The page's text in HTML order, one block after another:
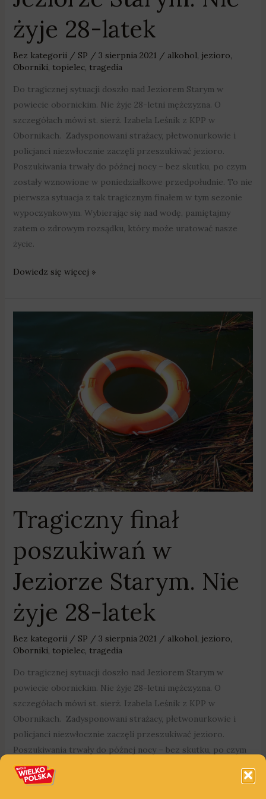
żyje 28-latek
Bez kategorii / SP / 3 sierpnia 2021 / alkohol jezioro
Oborniki topielec, tragedia
Do tragicznej sytuacji doszło nad Jeziorem Starym w
powiecie obornickim. Nie żyje 28-letni mężczyzna. O
szczegółach mówi st. sierż. Izabela Leśnik z KPP w
Obornikach. Zadysponowani strażacy, płetwonurkowie i
policjanci niezwłocznie zaczęli przeszukiwać jezioro.
Poszukiwania trwały do późnej nocy – bez skutku, po czym
zostały wznowione w poniedziałkowe przedpołudnie. To nie
pierwsza sytuacja z tak tragicznym finałem w tym sezonie
wypoczynkowym. Wybierając się nad wodę, pamiętajmy
zatem o zdrowym rozsądku, który może uratować nasze
życie.
Dowiedz się więcej »
Tragiczny finał
poszukiwań w
Jeziorze Starym. Nie
żyje 28-latek
Bez kategorii/ SP / 3 sierpnia 2021 / alkohol, jezioro,
Oborniki, topielec, tragedia
Do tragicznej sytuacji doszło nad Jeziorem Starym w
powiecie obornickim. Nie żyje 28-letni mężczyzna. O
szczegółach mówi st. sierż. Izabela Leśnik z KPP w
Obornikach. Zadysponowani strażacy, płetwonurkowie i
policjanci niezwłocznie zaczęli przeszukiwać jezioro.
Poszukiwania trwały do późnej nocy – bez skutku, po czym
zostały wznowione w poniedziałkowe przedpołudnie. To nie
pierwsza sytuacja z tak tragicznym finałem w tym sezonie
latek